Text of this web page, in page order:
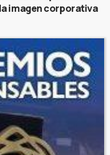
imagen corporativa